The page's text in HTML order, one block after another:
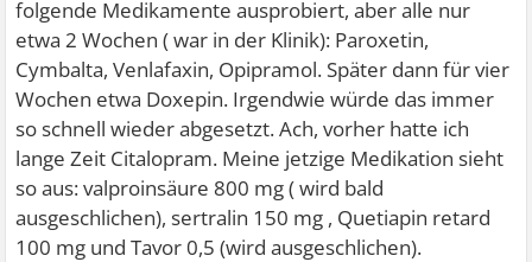
folgende Medikamente ausprobiert, aber alle nur
etwa 2 Wochen ( war in der Klinik): Paroxetin,
Cymbalta, Venlafaxin, Opipramol. Später dann für vier
Wochen etwa Doxepin. Irgendwie würde das immer
so schnell wieder abgesetzt. Ach, vorher hatte ich
lange Zeit Citalopram. Meine jetzige Medikation sieht
so aus: valproinsäure 800 mg ( wird bald
ausgeschlichen), sertralin 150 mg , Quetiapin retard
100 mg und Tavor 0,5 (wird ausgeschlichen).